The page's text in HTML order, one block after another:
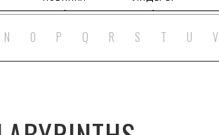
N O P Q R S T U V